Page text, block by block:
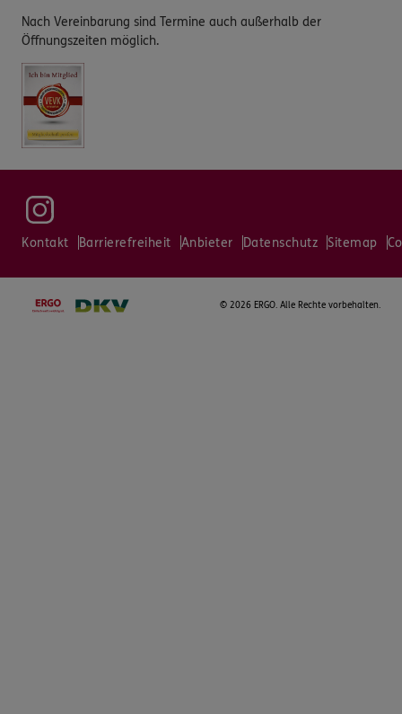
Nach Vereinbarung sind Termine auch außerhalb der
Öffnungszeiten möglich.
Kontakt Barrierefreiheit Anbieter Datenschutz Sitemap
© 2026 ERGO. Alle Rechte vorbehalten.